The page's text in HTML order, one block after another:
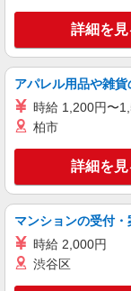
ィブ
キープ
派遣社員 紹介予定派遣
株式会社シエロ
費
キープ
派遣社員 紹介予定派遣
詳細を見
アパレル用品や雑
時給 1,200円〜
柏市
詳細を見
マンションの受付
時給 2,000円
渋谷区